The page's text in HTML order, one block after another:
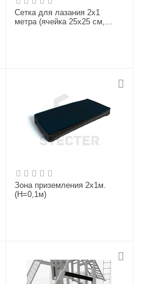
Сетка для лазания 2х1
метра (ячейка 25х25 см,
Зона приземления 2х1м.
(H=0,1м)